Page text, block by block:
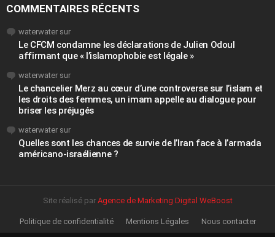
COMMENTAIRES RÉCENTS
waterwater sur
Le CFCM condamne les déclarations de Julien Odoul
affirmant que « l’islamophobie est légale »
waterwater sur
Le chancelier Merz au cœur d’une controverse sur l’islam et
les droits des femmes, un imam appelle au dialogue pour
briser les préjugés
waterwater sur
Quelles sont les chances de survie de l’Iran face à l’armada
américano-israélienne ?
Site réalisé par Agence de Marketing Digital WeBoost
Politique de confidentialité Mentions Légales Nous contacter